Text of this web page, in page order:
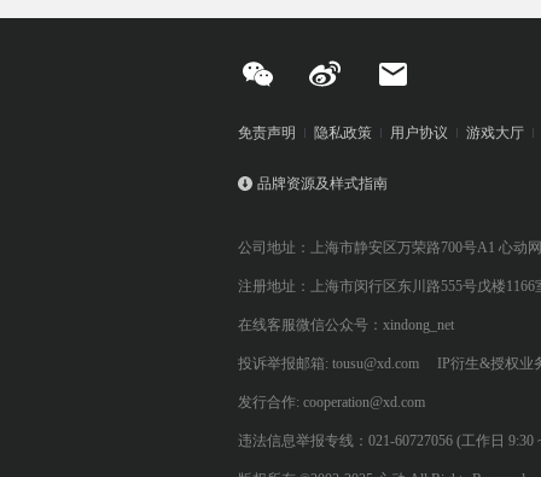
免责声明 隐私政策 用户协议 游戏大厅
品牌资源及样式指南
公司地址：上海市静安区万荣路700号A1 心动
注册地址：上海市闵行区东川路555号戊楼1166
在线客服微信公众号：xindong_net
投诉举报邮箱: tousu@xd.com IP衍生&授权业
发行合作: cooperation@xd.com
违法信息举报专线：021-60727056 (工作日 9:30